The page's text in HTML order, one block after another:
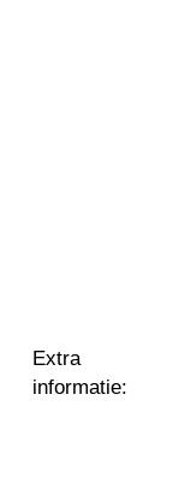
Extra
informatie: